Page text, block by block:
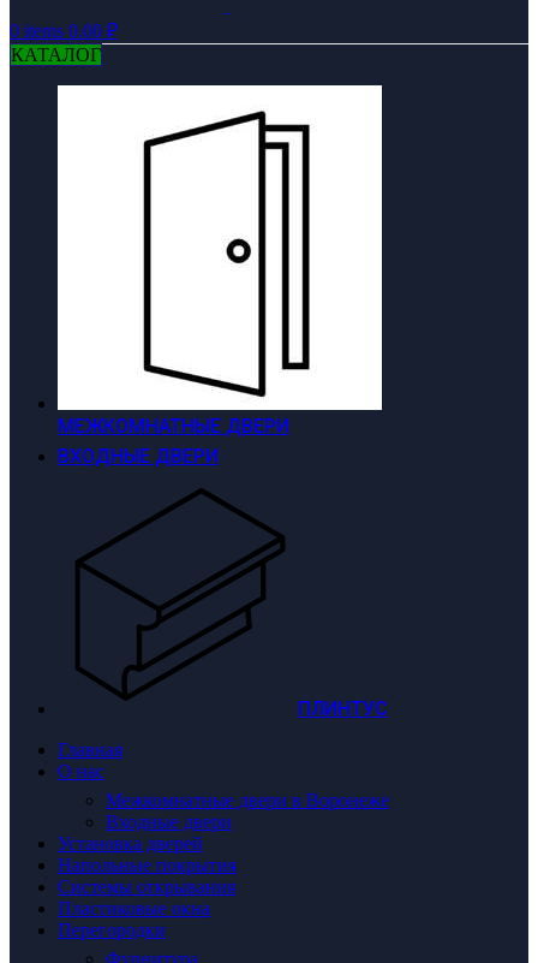
0 items 0.00 ₽
КАТАЛОГ
МЕЖКОМНАТНЫЕ ДВЕРИ
ВХОДНЫЕ ДВЕРИ
ПЛИНТУС
Главная
О нас
Межкомнатные двери в Воронеже
Входные двери
Установка дверей
Напольные покрытия
Системы открывания
Пластиковые окна
Перегородки
Фурнитура